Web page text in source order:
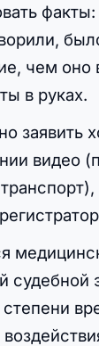
чем
в руках.
заявить
видео
судебной